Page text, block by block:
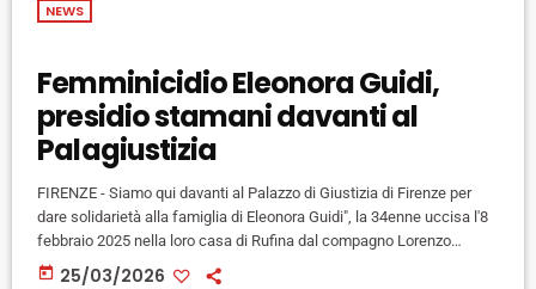
NEWS
Femminicidio Eleonora Guidi,
presidio stamani davanti al
Palagiustizia
FIRENZE - Siamo qui davanti al Palazzo di Giustizia di Firenze per
dare solidarietà alla famiglia di Eleonora Guidi", la 34enne uccisa l'8
febbraio 2025 nella loro casa di Rufina dal compagno Lorenzo
Innocenti, 37 anni, architetto, "perché non vogliamo che questo caso
today 25/03/2026